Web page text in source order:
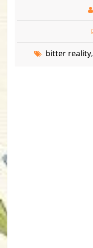
bitter reality,